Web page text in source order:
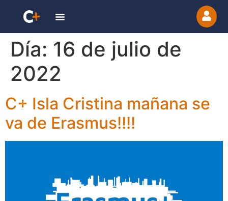
Día: 16 de julio de
2022
C+ Isla Cristina mañana se
va de Erasmus!!!!